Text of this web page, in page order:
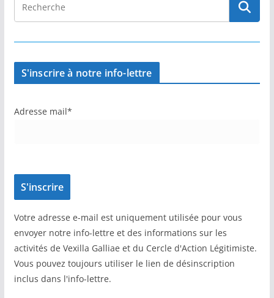
S'inscrire à notre info-lettre
Adresse mail*
Votre adresse e-mail est uniquement utilisée pour vous
envoyer notre info-lettre et des informations sur les
activités de Vexilla Galliae et du Cercle d'Action Légitimiste.
Vous pouvez toujours utiliser le lien de désinscription
inclus dans l'info-lettre.